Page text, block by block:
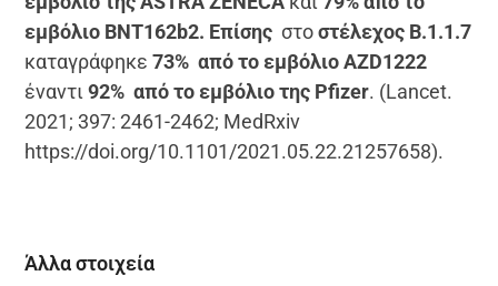
εμβόλιο BNT162b2. Επίσης στοστέλεχος Β.1.1.7
καταγράφηκε 73% από το εμβόλιο AZD1222
έναντι92% από το εμβόλιο της Pfizer. (Lancet.
2021; 397: 2461-2462; MedRxiv
https://doi.org/10.1101/2021.05.22.21257658).
Άλλα στοιχεία